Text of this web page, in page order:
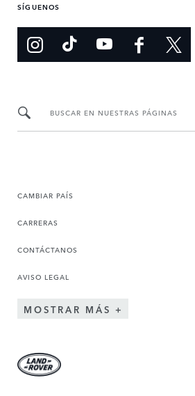
SÍGUENOS
BUSCAR EN NUESTRAS PÁGINAS
CAMBIAR PAÍS
CARRERAS
CONTÁCTANOS
AVISO LEGAL
MOSTRAR MÁS